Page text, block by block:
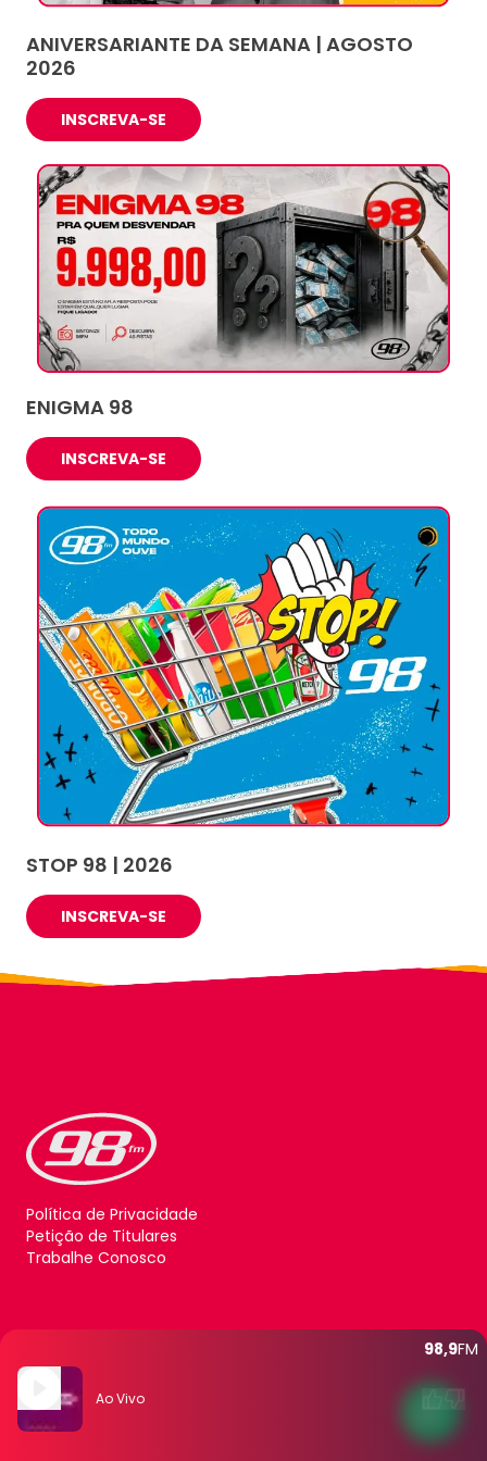
98,9FM
Ao Vivo
ANIVERSARIANTE DA SEMANA | AGOSTO
2026
INSCREVA-SE
ENIGMA 98
INSCREVA-SE
STOP 98 | 2026
INSCREVA-SE
Política de Privacidade
Petição de Titulares
Trabalhe Conosco